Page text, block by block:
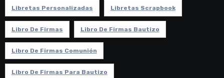
Libretas Personalizadas Libretas Scrapbook
Libro De Firmas Libro De Firmas Bautizo
Libro De Firmas Comunión
Libro De Firmas Para Bautizo